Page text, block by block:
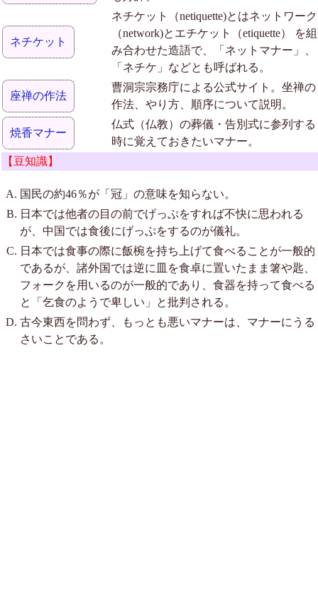
ネチケット
ネチケット（netiquette)とはネットワーク
（network)とエチケット（etiquette） を組
み合わせた造語で、「ネットマナー」、
「ネチケ」などとも呼ばれる。
座禅の作法
曹洞宗宗務庁による公式サイト。坐禅の
作法、やり方、順序について説明。
焼香マナー
仏式（仏教）の葬儀・告別式に参列する
時に覚えておきたいマナー。
【豆知識】
国民の約46％が「冠」の意味を知らない。
日本では他者の目の前でげっぷをすれば不快に思われる
が、中国では食後にげっぷをするのが儀礼。
日本では食事の際に飯椀を持ち上げて食べることが一般的
であるが、諸外国では逆に皿を食卓に置いたまま箸や匙、
フォークを用いるのが一般的であり、食器を持って食べる
と「乞食のようで卑しい」と批判される。
古今東西を問わず、もっとも悪いマナーは、マナーにうる
さいことである。